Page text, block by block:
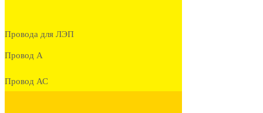
Провода для ЛЭП
Провод А
Провод АС